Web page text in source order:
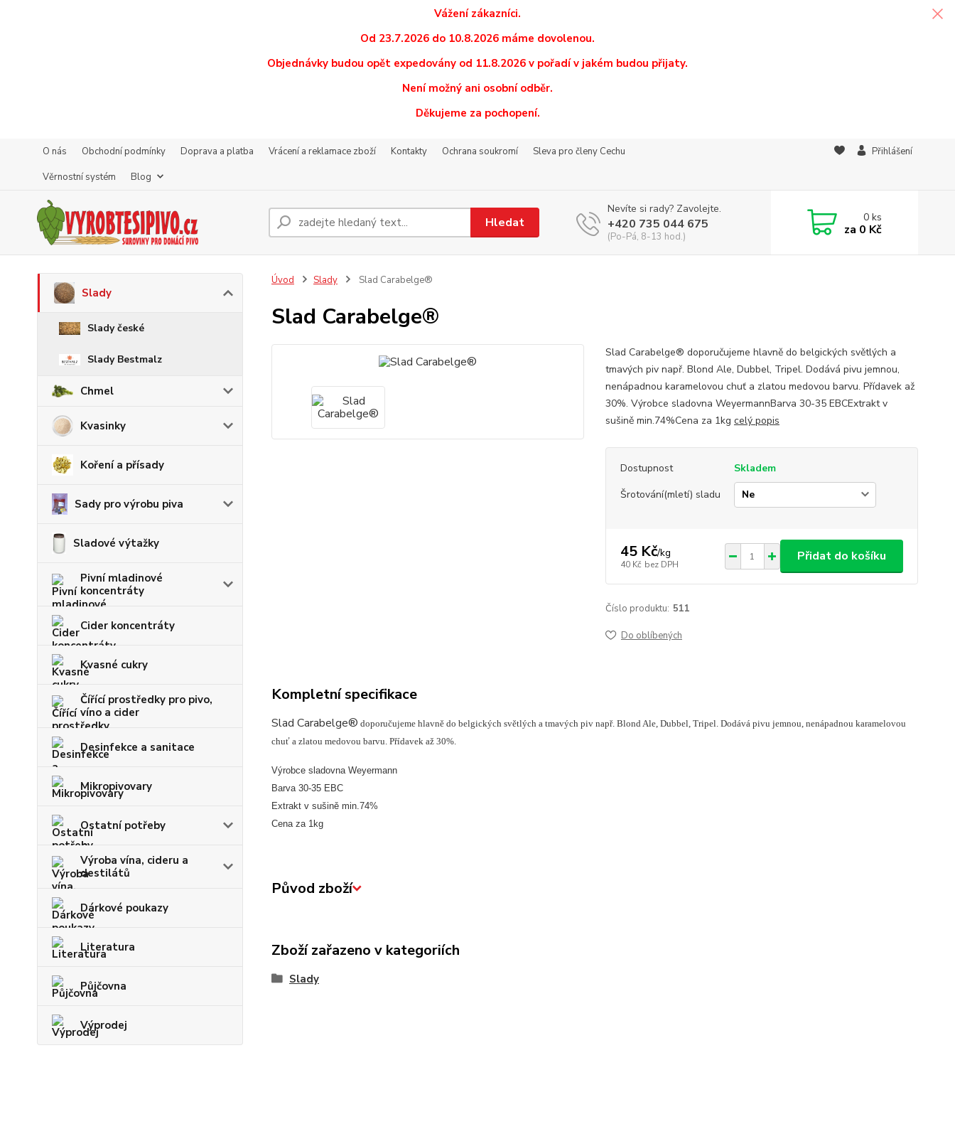
Vážení zákazníci.
Od 23.7.2026 do 10.8.2026 máme dovolenou.
Objednávky budou opět expedovány od 11.8.2026 v pořadí v jakém budou přijaty.
Není možný ani osobní odběr.
Děkujeme za pochopení.
O nás Obchodní podmínky Doprava a platba Vrácení a reklamace zboží Kontakty Ochrana soukromí
Sleva pro členy Cechu
Věrnostní systém
Blog
Přihlášení
Hledat
Nevíte si rady? Zavolejte.
+420 735 044 675
(Po-Pá, 8-13 hod.)
0ks
za 0 Kč
Slady
Slady české
Slady Bestmalz
Chmel
Kvasinky
Koření a přísady
Sady pro výrobu piva
Sladové výtažky
Pivní mladinové
koncentráty
Cider koncentráty
Kvasné cukry
Čířící prostředky pro pivo,
víno a cider
Desinfekce a sanitace
Mikropivovary
Ostatní potřeby
Výroba vína, cideru a
destilátů
Dárkové poukazy
Literatura
Půjčovna
Výprodej
Úvod Slady Slad Carabelge®
Slad Carabelge®
Slad Carabelge® doporučujeme hlavně do belgických světlých a
tmavých piv např. Blond Ale, Dubbel, Tripel. Dodává pivu jemnou,
nenápadnou karamelovou chuť a zlatou medovou barvu. Přídavek až
30%. Výrobce sladovna WeyermannBarva 30-35 EBCExtrakt v
sušině min.74%Cena za 1kg celý popis
Dostupnost
Skladem
Šrotování(mletí) sladu
45 Kč/kg
40 Kč bez DPH
Přidat do košíku
Číslo produktu: 511
Do oblíbených
Kompletní specifikace
Slad Carabelge® doporučujeme hlavně do belgických světlých a tmavých piv např. Blond Ale, Dubbel, Tripel. Dodává pivu jemnou, nenápadnou karamelovou
chuť a zlatou medovou barvu. Přídavek až 30%.
Výrobce sladovna Weyermann
Barva 30-35 EBC
Extrakt v sušině min.74%
Cena za 1kg
Původ zboží
Zboží zařazeno v kategoriích
Slady